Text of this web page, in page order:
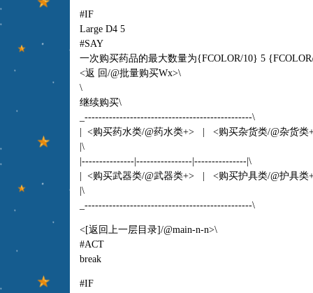
#IF
Large D4 5
#SAY
一次购买药品的最大数量为{FCOLOR/10} 5
<返 回/@批量购买Wx>\
\
继续购买\
_------------------------------------------------\
| <购买药水类/@药水类+> | <购买杂货类/@杂货
|\
|---------------|----------------|---------------|\
| <购买武器类/@武器类+> | <购买护具类/@护具
|\
_------------------------------------------------\
<[返回上一层目录]/@main-n-n>\
#ACT
break
#IF